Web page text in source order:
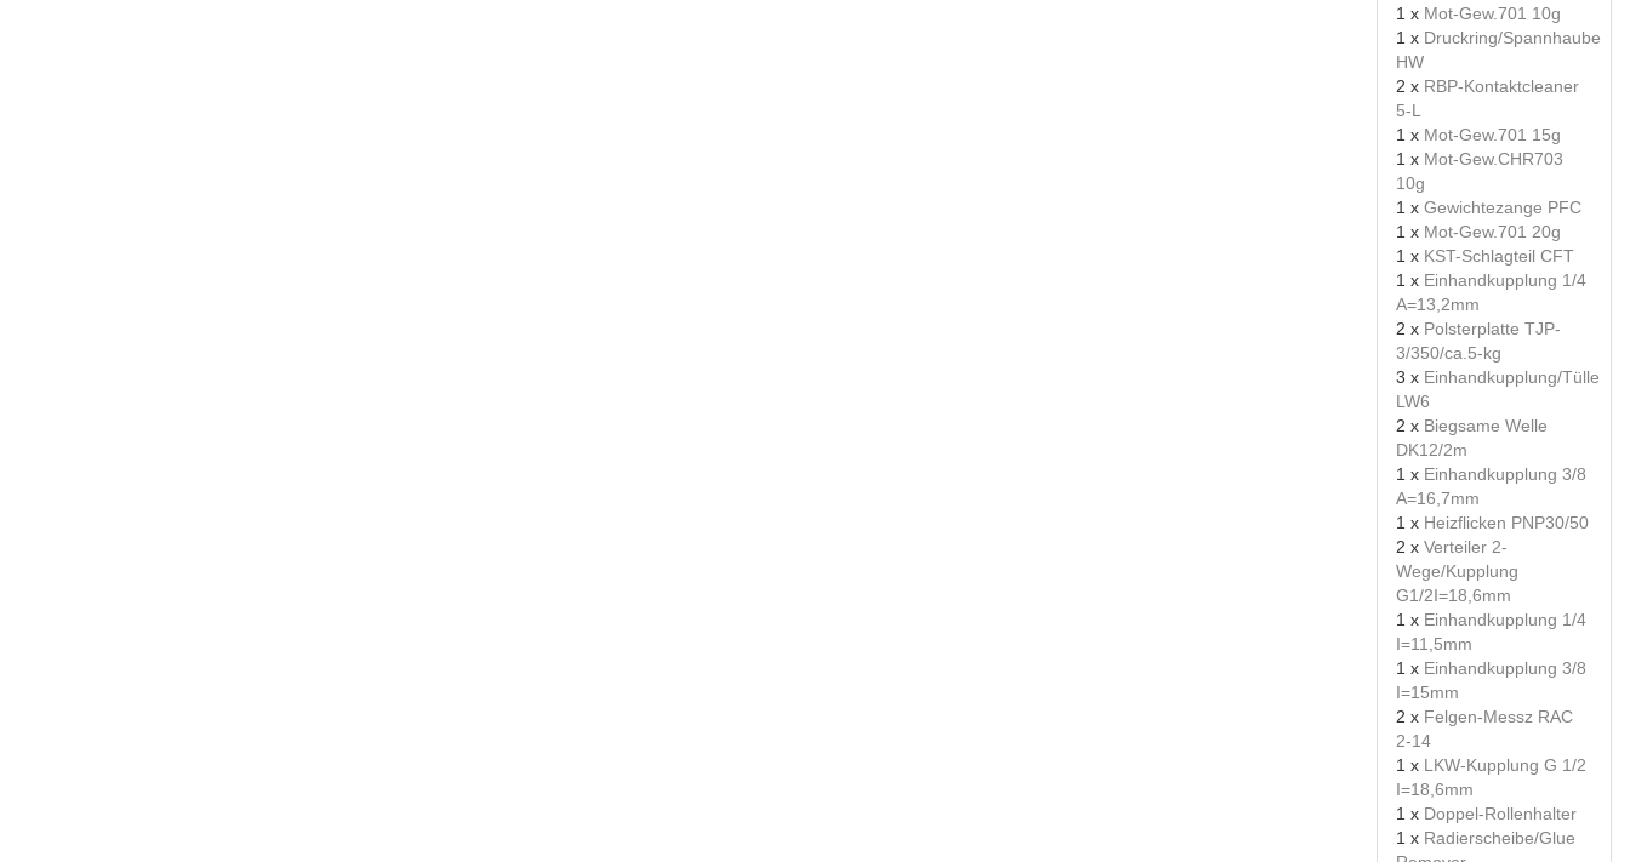
1 x Mot-Gew.701 10g
1 x Druckring/Spannhaube
HW
2 x RBP-Kontaktcleaner
5-L
1 x Mot-Gew.701 15g
1 x Mot-Gew.CHR703
10g
1 x Gewichtezange PFC
1 x Mot-Gew.701 20g
1 x KST-Schlagteil CFT
1 x Einhandkupplung 1/4
A=13,2mm
2 x Polsterplatte TJP-
3/350/ca.5-kg
3 x Einhandkupplung/Tülle
LW6
2 x Biegsame Welle
DK12/2m
1 x Einhandkupplung 3/8
A=16,7mm
1 x Heizflicken PNP30/50
2 x Verteiler 2-
Wege/Kupplung
G1/2I=18,6mm
1 x Einhandkupplung 1/4
I=11,5mm
1 x Einhandkupplung 3/8
I=15mm
2 x Felgen-Messz RAC
2-14
1 x LKW-Kupplung G 1/2
I=18,6mm
1 x Doppel-Rollenhalter
1 x Radierscheibe/Glue